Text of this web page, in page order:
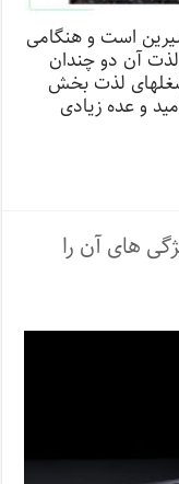
است و هنگامی
آن دو چندان
لذت بخش
و عده زیادی
های آن را